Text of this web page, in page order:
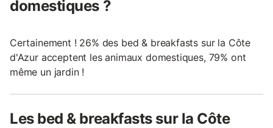
domestiques ?
Certainement ! 26% des bed & breakfasts sur la Côte
d'Azur acceptent les animaux domestiques, 79% ont
même un jardin !
Les bed & breakfasts sur la Côte